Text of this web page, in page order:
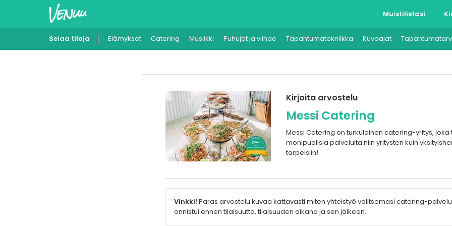
Muistilistasi
Selaa tiloja Elämykset Catering Musiikki Puhujat ja viihde Tapahtumatekniikka Kuvaajat
Kirjoita arvostelu
Messi Catering
Messi Catering on turkulainen catering-yritys,
monipuolisia palveluita niin yritysten kuin
tarpeisiin!
Vinkki! Paras arvostelu kuvaa kattavasti miten yhteistyö valitsemasi catering-
onnistui ennen tilaisuutta, tilaisuuden aikana ja sen jälkeen.